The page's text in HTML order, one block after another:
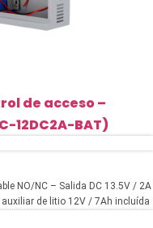
de acceso –
12DC2A-BAT)
NO/NC – Salida DC 13.5V / 2A
de litio 12V / 7Ah incluída